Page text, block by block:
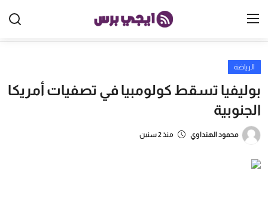
الرئيسية
مصر
الخليج
الرياضة
بوليفيا تسقط كولومبيا في تصفيات أمريكا
الجنوبية
محمود الهنداوي منذ 2 سنين